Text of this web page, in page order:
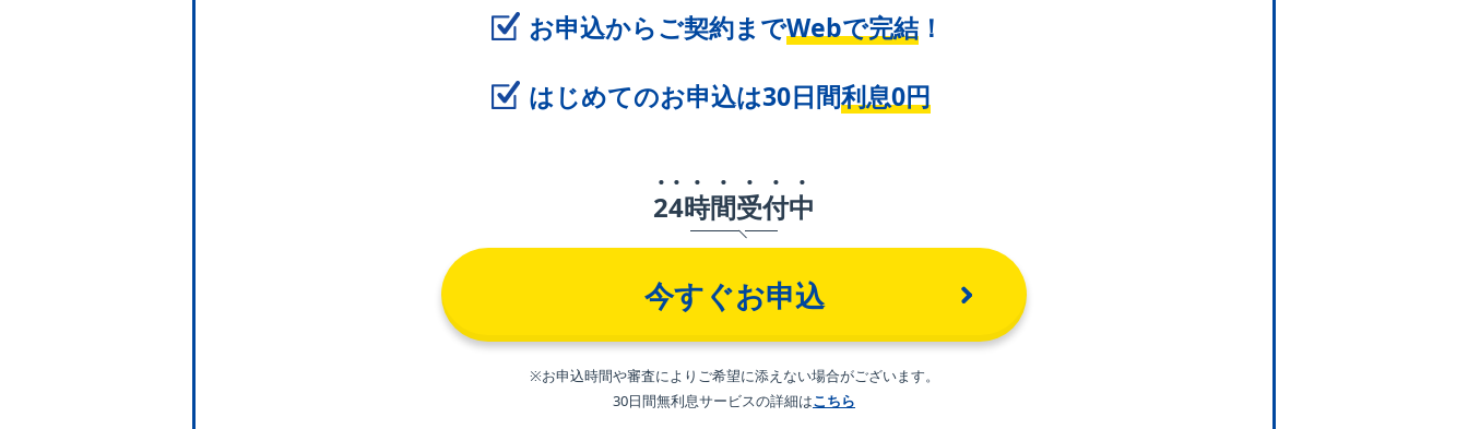
お申込からご契約までWebで完結！
はじめてのお申込は30日間利息0円
24時間受付中
今すぐお申込
※お申込時間や審査によりご希望に添えない場合がございます。
30日間無利息サービスの詳細はこちら